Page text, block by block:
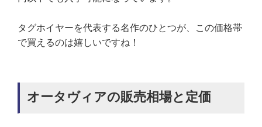
タグホイヤーを代表する名作のひとつが、この価格帯
で買えるのは嬉しいですね！
オータヴィアの販売相場と定価